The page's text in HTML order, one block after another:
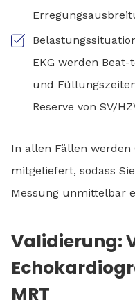
EKG werden
und
Reserve von SV/
In allen Fällen
mitgeliefert, sodass
Messung unmittelbar
Validierung:
MRT